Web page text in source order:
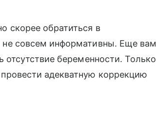
скорее обратиться в
не совсем информативны. Еще вам
отсутствие беременности. Только
адекватную коррекцию